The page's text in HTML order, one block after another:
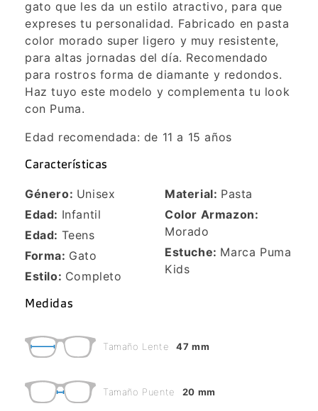
gato que les da un estilo atractivo, para que
expreses tu personalidad. Fabricado en pasta
color morado super ligero y muy resistente,
para altas jornadas del día. Recomendado
para rostros forma de diamante y redondos.
Haz tuyo este modelo y complementa tu look
con Puma.
Edad recomendada: de 11 a 15 años
Características
Género: Unisex
Edad: Infantil
Edad: Teens
Forma: Gato
Estilo: Completo
Material: Pasta
Color Armazon:
Morado
Estuche: Marca Puma
Kids
Medidas
Tamaño Lente 47 mm
Tamaño Puente 20 mm